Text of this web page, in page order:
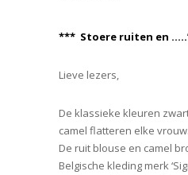
*** Stoere ruiten en
Lieve lezers,
De klassieke kleuren
camel flatteren elke vrouw.
De ruit blouse en camel
Belgische kleding merk